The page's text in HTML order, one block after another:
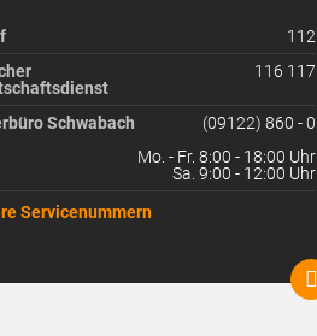
112
116 117
Schwabach
(09122) 860 - 0
Mo. - Fr. 8:00 - 18:00 Uhr
Sa. 9:00 - 12:00 Uhr
Servicenummern